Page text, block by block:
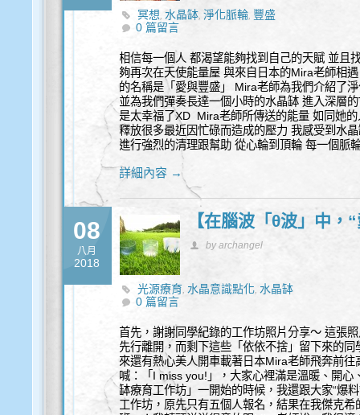
冥想,水晶缽,淨化脈輪, 豐盛
0 篇留言
相信每一個人 都渴望能夠找到自己的天賦 並
夠再次在天使能量屋 與來自日本的Mira老師相
的名稱是「愛與豐盛」 Mira老師為我們介紹了
並為我們彈奏長達一個小時的水晶缽 進入深層
是太幸福了XD Mira老師所傳送的能量 如同她
釋放很多最近因忙碌而造成的壓力 我感受到水
進行強烈的清理跟幫助 從心輪到頂輪 每一個脈
詳細內容 →
08
八月
2018
【在腦波「θ波」中，
by archangel
光源療育,水晶意識點化,水晶缽
0 篇留言
首先，謝謝同學紀錄的工作坊照片分享～ 這張
先行離開，而剩下這些「依依不捨」留下來的同
來還有熱心美人開車載著日本Mira老師飛奔前
喊：「I miss you!」，大家心裡滿是溫暖、開
缽療育工作坊」一開始的時候，我還跟大家“爆
工作坊，原先只有五個人報名，結果在我傑克